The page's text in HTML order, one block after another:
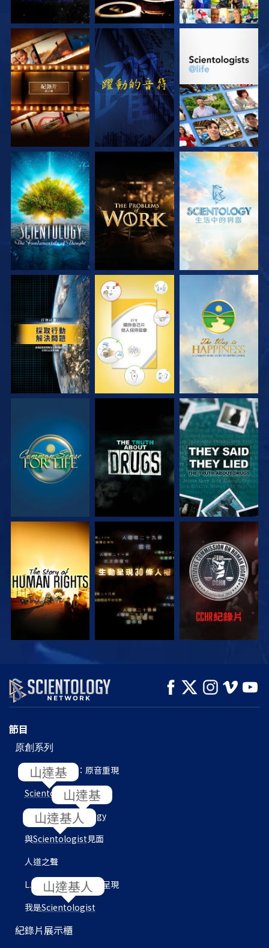
探索系列節目 觀看 探索系列節目
探索系列節目 探索系列節目 探索系列節目
觀看 觀看 觀看
觀看 觀看 觀看
觀看 觀看 觀看
觀看 探索系列節目
節目
原創系列
L. 羅恩 賀伯特：原音重現
Scientology 內部
目的地：Scientology
與Scientologist見面
人道之聲
L. 羅恩 賀伯特圖書館呈現
我是Scientologist
紀錄片展示櫃